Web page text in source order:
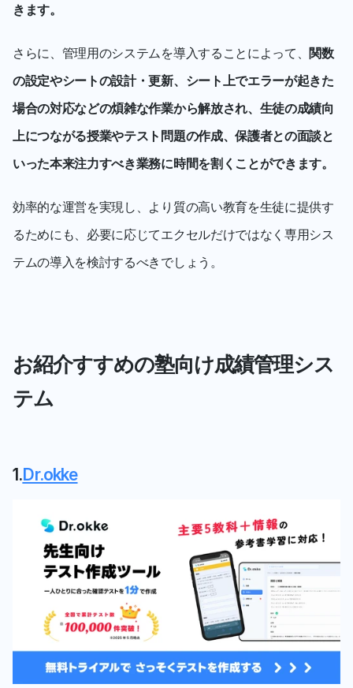
きます。
さらに、管理用のシステムを導入することによって、関数
の設定やシートの設計・更新、シート上でエラーが起きた
場合の対応などの煩雑な作業から解放され、生徒の成績向
上につながる授業やテスト問題の作成、保護者との面談と
いった本来注力すべき業務に時間を割くことができます。
効率的な運営を実現し、より質の高い教育を生徒に提供す
るためにも、必要に応じてエクセルだけではなく専用シス
テムの導入を検討するべきでしょう。
お紹介すすめの塾向け成績管理シス
テム
1.Dr.okke